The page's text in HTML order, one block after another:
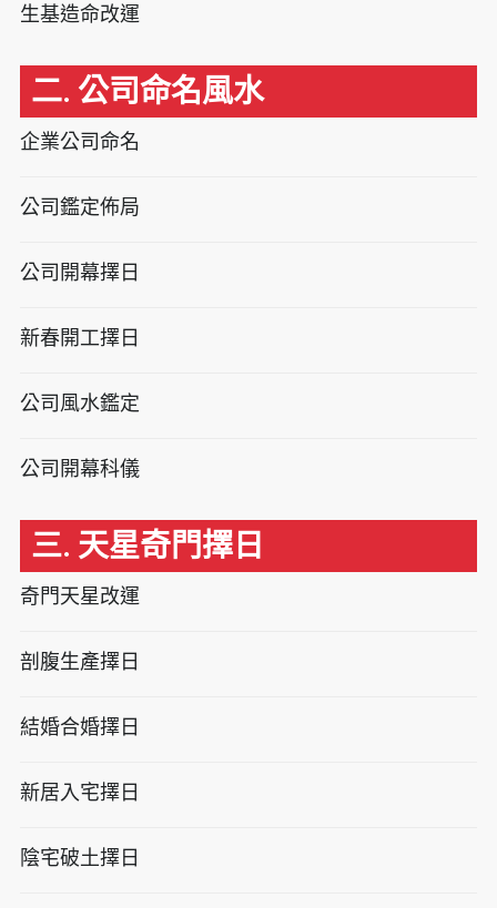
生基造命改運
二. 公司命名風水
企業公司命名
公司鑑定佈局
公司開幕擇日
新春開工擇日
公司風水鑑定
公司開幕科儀
三. 天星奇門擇日
奇門天星改運
剖腹生產擇日
結婚合婚擇日
新居入宅擇日
陰宅破土擇日